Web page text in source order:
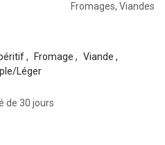
Fromages, Viandes
, Fromage , Viande ,
Léger
de 30 jours